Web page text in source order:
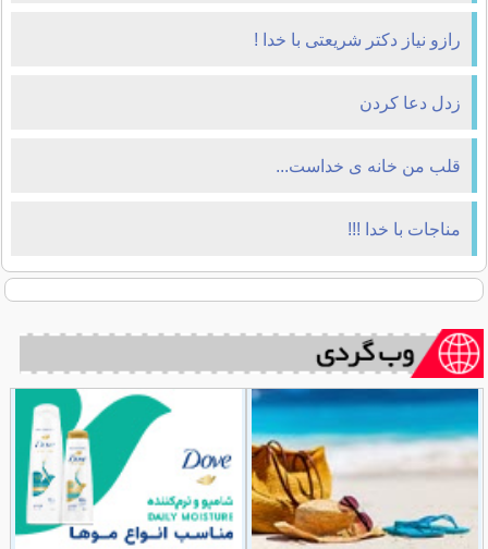
رازو نیاز دکتر شریعتی با خدا !
زدل دعا كردن
قلب من خانه ی خداست...
مناجات با خدا !!!